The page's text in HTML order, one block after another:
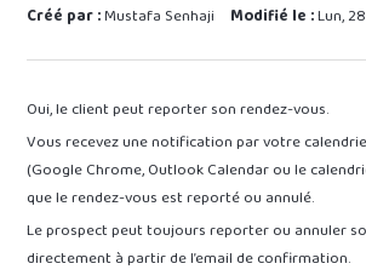
Créé par :Mustafa Senhaji Modifié le :Lun,
Oui, le client peut reporter son rendez-vous.
Vous recevez une notification par votre
(Google Chrome, Outlook Calendar ou le
que le rendez-vous est reporté ou annulé.
Le prospect peut toujours reporter ou annuler
directement à partir de l’email de confirmation.